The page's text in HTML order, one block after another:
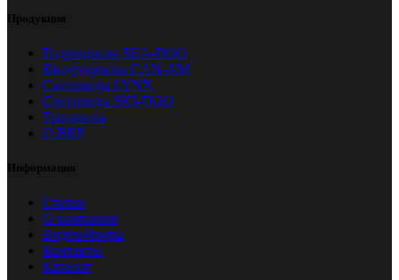
Продукция
Гидроциклы SEA-DOO
Квадроциклы CAN-AM
Снегоходы LYNX
Снегоходы SKI-DOO
Трициклы
О BRP
Информация
Статьи
О компании
Видеообзоры
Контакты
Каталог